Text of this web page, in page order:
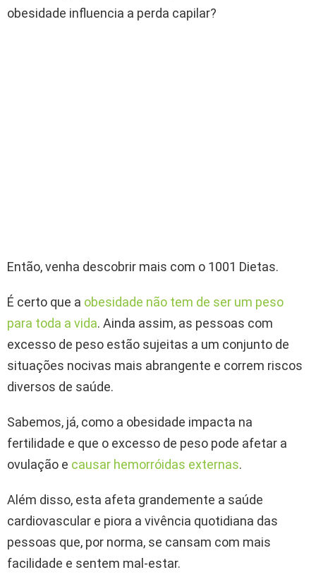
obesidade influencia a perda capilar?
Então, venha descobrir mais com o 1001 Dietas.
É certo que a obesidade não tem de ser um peso
para toda a vida. Ainda assim, as pessoas com
excesso de peso estão sujeitas a um conjunto de
situações nocivas mais abrangente e correm riscos
diversos de saúde.
Sabemos, já, como a obesidade impacta na
fertilidade e que o excesso de peso pode afetar a
ovulação e causar hemorróidas externas.
Além disso, esta afeta grandemente a saúde
cardiovascular e piora a vivência quotidiana das
pessoas que, por norma, se cansam com mais
facilidade e sentem mal-estar.